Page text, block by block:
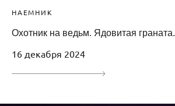
НАЕМНИК
Охотник на ведьм. Ядовитая граната.
16 декабря 2024